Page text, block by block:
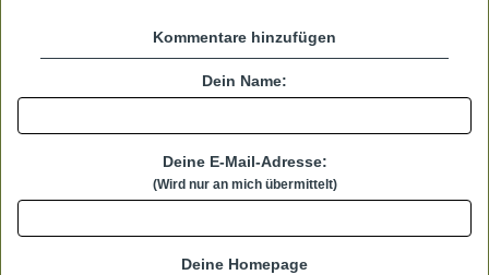
Kommentare hinzufügen
Dein Name:
Deine E-Mail-Adresse:
(Wird nur an mich übermittelt)
Deine Homepage